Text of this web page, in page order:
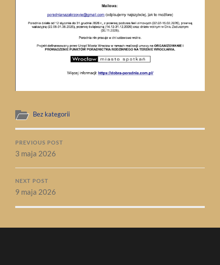
Bez kategorii
PREVIOUS POST
3 maja 2026
NEXT POST
9 maja 2026